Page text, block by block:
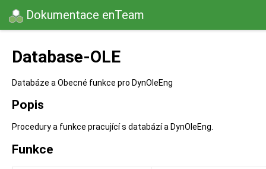
Dokumentace enTeam
Database-OLE
Databáze a Obecné funkce pro DynOleEng
Popis
Procedury a funkce pracující s databází a DynOleEng.
Funkce